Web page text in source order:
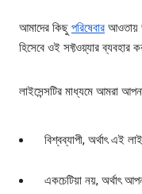
আমাদের কিছু পরিষেবার আওতায়
হিসেবে ওই সফ্টওয়্যার ব্যবহার
লাইসেন্সটির মাধ্যমে আমরা
বিশ্বব্যাপী, অর্থাৎ এই
একচেটিয়া নয়, অর্থাৎ